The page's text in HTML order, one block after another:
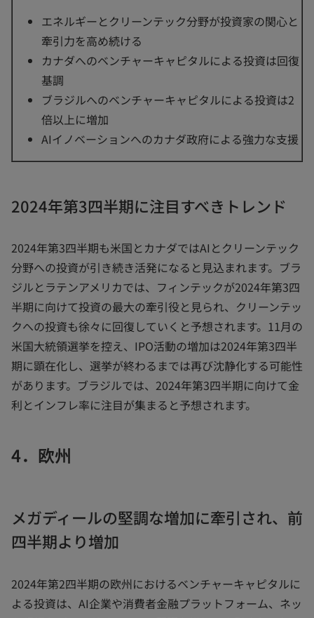
エネルギーとクリーンテック分野が投資家の関心と
牽引力を高め続ける
カナダへのベンチャーキャピタルによる投資は回復
基調
ブラジルへのベンチャーキャピタルによる投資は2
倍以上に増加
AIイノベーションへのカナダ政府による強力な支援
2024年第3四半期に注目すべきトレンド
2024年第3四半期も米国とカナダではAIとクリーンテック
分野への投資が引き続き活発になると見込まれます。ブラ
ジルとラテンアメリカでは、フィンテックが2024年第3四
半期に向けて投資の最大の牽引役と見られ、クリーンテッ
クへの投資も徐々に回復していくと予想されます。11月の
米国大統領選挙を控え、IPO活動の増加は2024年第3四半
期に顕在化し、選挙が終わるまでは再び沈静化する可能性
があります。ブラジルでは、2024年第3四半期に向けて金
利とインフレ率に注目が集まると予想されます。
4．欧州
メガディールの堅調な増加に牽引され、前
四半期より増加
2024年第2四半期の欧州におけるベンチャーキャピタルに
よる投資は、AI企業や消費者金融プラットフォーム、ネッ